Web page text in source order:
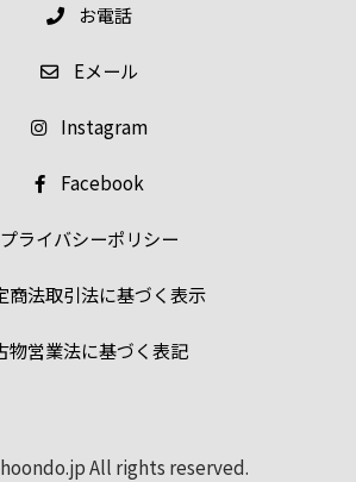
お電話
Eメール
Instagram
Facebook
プライバシーポリシー
商法取引法に基づく表示
物営業法に基づく表記
All rights reserved.